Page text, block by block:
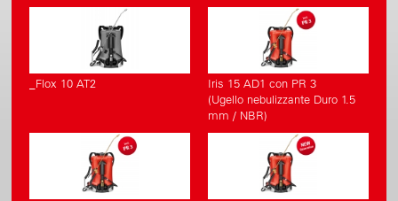
_Flox 10 AT2
Iris 15 AD1 con PR 3
(Ugello nebulizzante Duro 1.5
mm / NBR)